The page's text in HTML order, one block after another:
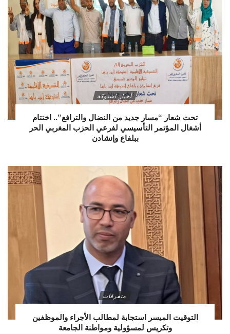
أخبار اشتوكة
تحت شعار “مسار جديد من النضال والترافع”.. اختتام
أشغال المؤتمر التأسيسي لفرعي الحزب المغربي الحر
ببلفاع وإنشادن
متفرقات
التوقيت الميسر استجابة لمطالب الأجراء والموظفين
وتكريس لمسؤولية ومواطنة الجامعة